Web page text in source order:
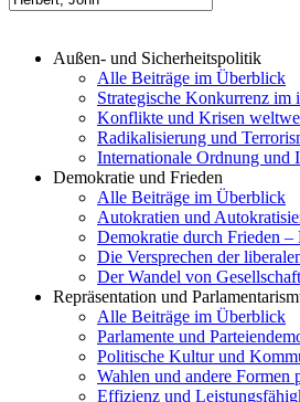
Außen- und Sicherheitspolitik
Alle Beiträge im Überblick
Strategische Konkurrenz im
Konflikte und Krisen
Radikalisierung und
Internationale Ordnung und
Demokratie und Frieden
Alle Beiträge im Überblick
Autokratien und
Demokratie durch Frieden
Die Versprechen der
Der Wandel von
Repräsentation und
Alle Beiträge im Überblick
Parlamente und
Politische Kultur und
Wahlen und andere Formen
Effizienz und